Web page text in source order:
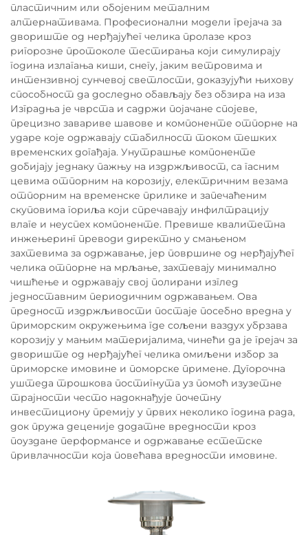
пластичним или обојеним металним
алтернативама. Професионални модели грејача за
двориште од нерђајућег челика пролазе кроз
ригорозне протоколе тестирања који симулирају
година излагања киши, снегу, јаким ветровима и
интензивној сунчевој светлости, доказујући њихову
способност да доследно обављају без обзира на иза
Изградња је чврста и садржи појачане спојеве,
прецизно завариве шавове и компоненте отпорне на
ударе које одржавају стабилност током тешких
временских догађаја. Унутрашње компоненте
добијају једнаку пажњу на издржљивост, са гасним
цевима отпорним на корозију, електричним везама
отпорним на временске прилике и запечаћеним
скуповима гориља који спречавају инфилтрацију
влаге и неуспех компоненте. Превише квалитетна
инжењеринг преводи директно у смањеном
захтевима за одржавање, јер површине од нерђајућег
челика отпорне на мрљање, захтевају минимално
чишћење и одржавају свој полирани изглед
једноставним периодичним одржавањем. Ова
предност издржљивости постаје посебно вредна у
приморским окружењима где сољени ваздух убрзава
корозију у мањим материјалима, чинећи да је грејач за
двориште од нерђајућег челика омиљени избор за
приморске имовине и поморске примене. Дугорочна
уштеда трошкова постигнута уз помоћ изузетне
трајности често надокнађује почетну
инвестициону премију у првих неколико година рада,
док пружа деценије додатне вредности кроз
поуздане перформансе и одржавање естетске
привлачности која повећава вредности имовине.